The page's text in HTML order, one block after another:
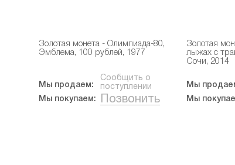
Золотая монета - Олимпиада-80,
Эмблема, 100 рублей, 1977
Мы продаем:
Сообщить о
поступлении
Мы покупаем:
Позвонить
Золотая
лыжах с
Сочи, 2014
Мы
Мы